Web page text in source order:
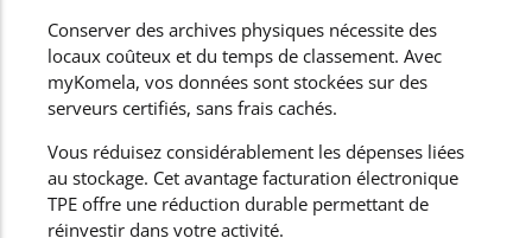
Conserver des archives physiques nécessite des
locaux coûteux et du temps de classement. Avec
myKomela, vos données sont stockées sur des
serveurs certifiés, sans frais cachés.
Vous réduisez considérablement les dépenses liées
au stockage. Cet avantage facturation électronique
TPE offre une réduction durable permettant de
réinvestir dans votre activité.